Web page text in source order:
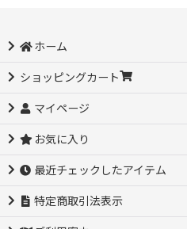
ホーム
ショッピングカート
マイページ
お気に入り
最近チェックしたアイテム
特定商取引法表示